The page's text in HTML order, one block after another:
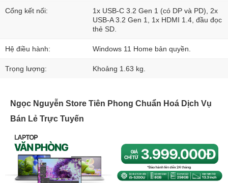
Cổng kết nối:
1x USB-C 3.2 Gen 1 (có DP và PD), 2x
USB-A 3.2 Gen 1, 1x HDMI 1.4, đầu đọc
thẻ SD.
Hệ điều hành: Windows 11 Home bản quyền.
Trọng lượng: Khoảng 1.63 kg.
Ngọc Nguyễn Store Tiên Phong Chuẩn Hoá Dịch Vụ
Bán Lẻ Trực Tuyến